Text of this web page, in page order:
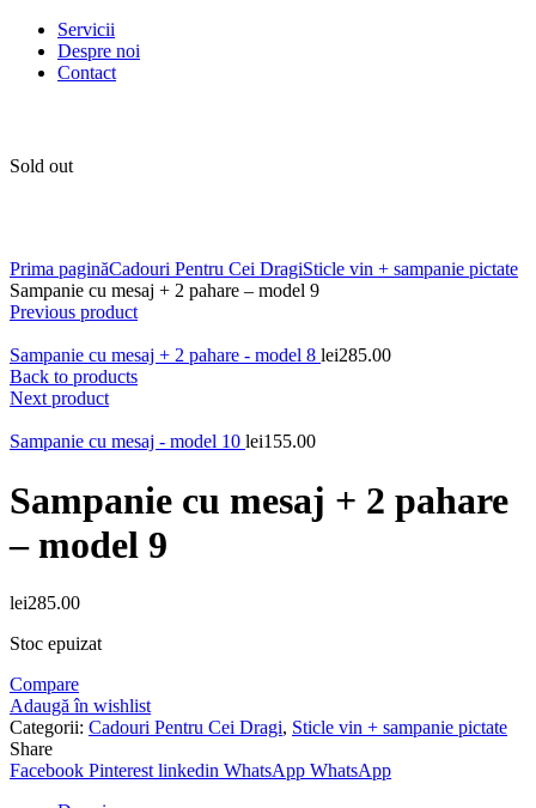
Servicii
Despre noi
Contact
Sold out
Prima paginăCadouri Pentru Cei DragiSticle vin + sampanie pictate
Sampanie cu mesaj + 2 pahare – model 9
Previous product
Sampanie cu mesaj + 2 pahare - model 8 lei285.00
Back to products
Next product
Sampanie cu mesaj - model 10 lei155.00
Sampanie cu mesaj + 2 pahare
– model 9
lei285.00
Stoc epuizat
Compare
Adaugă în wishlist
Categorii: Cadouri Pentru Cei Dragi, Sticle vin + sampanie pictate
Share
Facebook Pinterest linkedin WhatsApp WhatsApp